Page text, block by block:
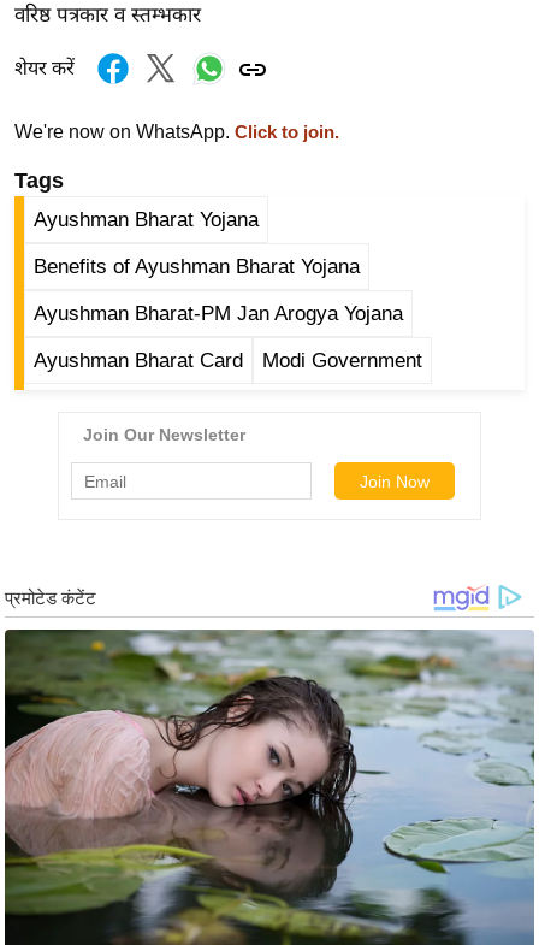
ल्म
मी
B
e
k
इ
फ
इ
ल
टे
क्नॉ
लॉ
जी
ब्यू
वरिष्ठ पत्रकार व स्तम्भकार
शेयर करें
We're now on WhatsApp. Click to join.
Tags
Ayushman Bharat Yojana
Benefits of Ayushman Bharat Yojana
Ayushman Bharat-PM Jan Arogya Yojana
Ayushman Bharat Card Modi Government